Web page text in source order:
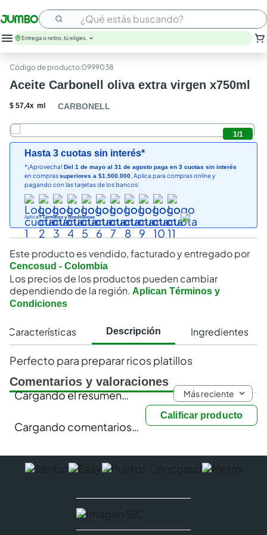
¿Qué estás buscando?
Entrega o retiro, tú eliges.
:0999038
Aceite Carbonell oliva extra virgen x750ml
$ 57,4x ml CARBONELL
1/1
Hasta 3 cuotas sin interés*
*¡Aprovecha! Del 1 de mayo al 31 de agosto paga en 3 cuotas sin interés
en comprassuperiores a $1.500.000. Aplica para compras online y
pagando con las tarjetas de los bancos:
AplicanTérminos y condiciones
Este producto es vendido, facturado y entregado por
Cencosud - Colombia
Los precios de los productos pueden cambiar
dependiendo de la región. Aplican Términos y
Condiciones
Características Descripción Ingredientes
Perfecto para preparar ricos platillos
Comentarios y valoraciones
Calificar producto
Cargando el resumen… Más reciente
Cargando comentarios…